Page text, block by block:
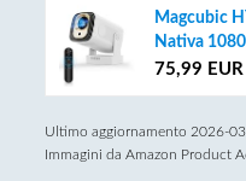
Magcubic
Nativa
75,99 EUR
Ultimo aggiornamento 2026-
Immagini da Amazon Product